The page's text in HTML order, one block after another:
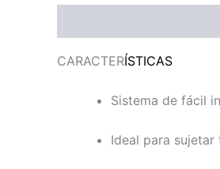
CARACTERÍSTICAS
Sistema de fácil
Ideal para sujetar